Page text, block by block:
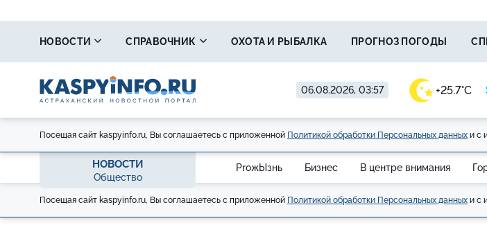
06.08.2026, 03:57 +25.7°C
НОВОСТИ СПРАВОЧНИК ОХОТА И РЫБАЛКА ПРОГНОЗ ПОГОДЫ
Посещая сайт kaspyinfo.ru, Вы соглашаетесь с приложенной Политикой обработки Персональных данных и с
НОВОСТИ
Общество
ProжЫзнь Бизнес В центре внимания
Посещая сайт kaspyinfo.ru, Вы соглашаетесь с приложенной Политикой обработки Персональных данных и с